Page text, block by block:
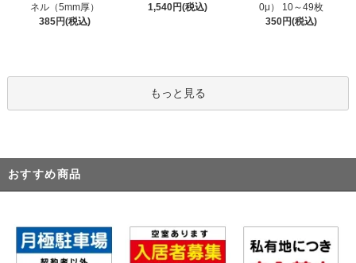
ネル（5mm厚）
385円(税込)
1,540円(税込)
0μ） 10～49枚
350円(税込)
もっと見る
おすすめ商品